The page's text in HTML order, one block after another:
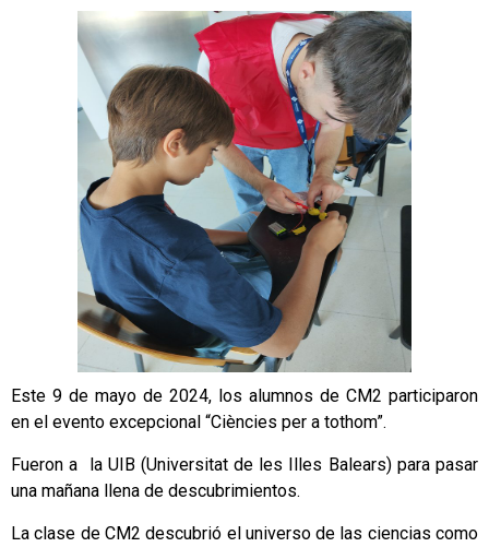
Este 9 de mayo de 2024, los alumnos de CM2 participaron
en el evento excepcional “Ciències per a tothom”.
Fueron a la UIB (Universitat de les Illes Balears) para pasar
una mañana llena de descubrimientos.
La clase de CM2 descubrió el universo de las ciencias como